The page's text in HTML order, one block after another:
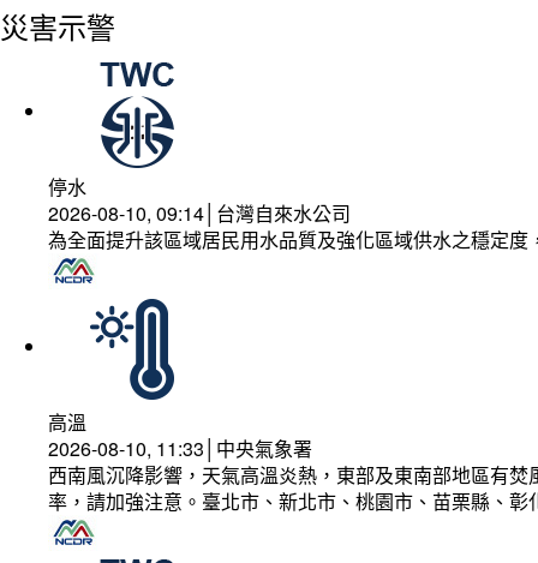
災害示警
停水
2026-08-10, 09:14│台灣自來水公司
為全面提升該區域居民用水品質及強化區域供水之穩定
高溫
2026-08-10, 11:33│中央氣象署
西南風沉降影響，天氣高溫炎熱，東部及東南部地區有
率，請加強注意。臺北市、新北市、桃園市、苗栗縣、